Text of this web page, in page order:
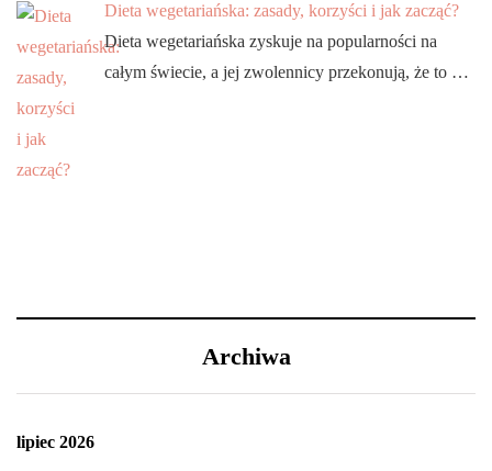
Dieta wegetariańska: zasady, korzyści i jak zacząć?
Dieta wegetariańska zyskuje na popularności na
całym świecie, a jej zwolennicy przekonują, że to …
Archiwa
lipiec 2026